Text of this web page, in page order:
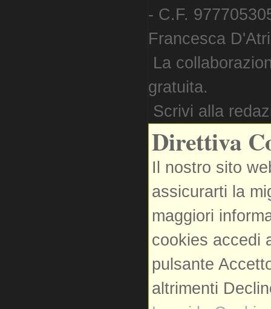
- C.F.
Francesca
La
gratuita.
Scrivi alla
Direttiva
Il nostro sito
assicurarti la
maggiori
cookies accedi
pulsante
altrimenti